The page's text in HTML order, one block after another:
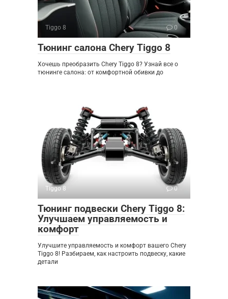
Tiggo 8 0
Тюнинг салона Chery Tiggo 8
Хочешь преобразить Chery Tiggo 8? Узнай все о
тюнинге салона: от комфортной обивки до
Tiggo 8 0
Тюнинг подвески Chery Tiggo 8:
Улучшаем управляемость и
комфорт
Улучшите управляемость и комфорт вашего Chery
Tiggo 8! Разбираем, как настроить подвеску, какие
детали